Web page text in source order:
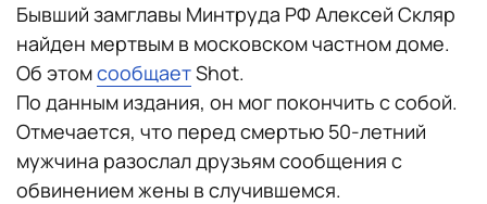
Бывший замглавы Минтруда РФ Алексей Скляр
найден мертвым в московском частном доме.
Об этомсообщаетShot.
По данным издания, он мог покончить с собой.
Отмечается, что перед смертью 50-летний
мужчина разослал друзьям сообщения с
обвинением жены в случившемся.